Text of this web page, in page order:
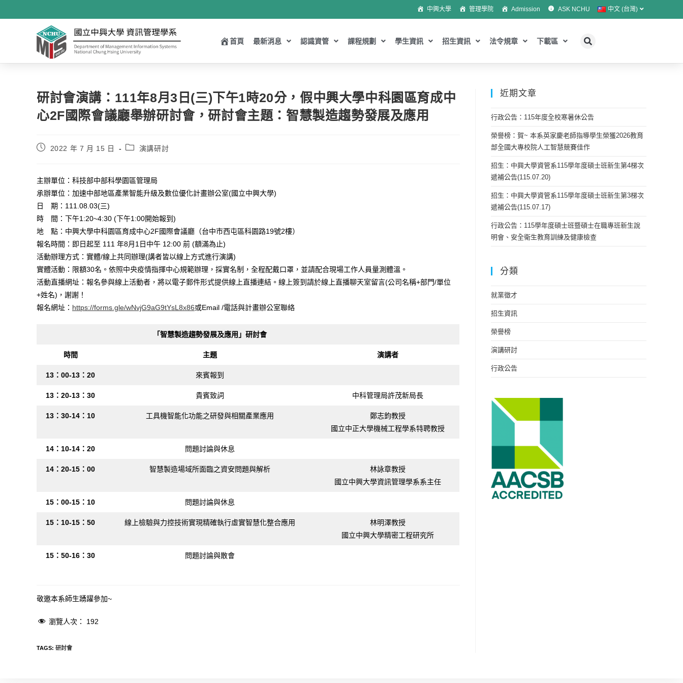
中興大學 管理學院 Admission ASK NCHU 中文 (台灣)
首頁 最新消息 認識資管 課程規劃 學生資訊 招生資訊 法令規章 下載區
研討會演講：111年8月3日(三)下午1時20分，假中興大學中科園區育成中
心2F國際會議廳舉辦研討會，研討會主題：智慧製造趨勢發展及應用
2022 年 7 月 15 日 演講研討
主辦單位：科技部中部科學園區管理局
承辦單位：加速中部地區產業智能升級及數位優化計畫辦公室(國立中興大學)
日 期：111.08.03(三)
時 間：下午1:20~4:30 (下午1:00開始報到)
地 點：中興大學中科園區育成中心2F國際會議廳（台中市西屯區科園路19號2樓）
報名時間：即日起至 111 年8月1日中午 12:00 前 (額滿為止)
活動辦理方式：實體/線上共同辦理(講者皆以線上方式進行演講)
實體活動：限額30名。依照中央疫情指揮中心規範辦理，採實名制，全程配戴口罩，並請配合現場工作人員量測體溫。
活動直播網址：報名參與線上活動者，將以電子郵件形式提供線上直播連結。線上簽到請於線上直播聊天室留言(公司名稱+部門/單位
+姓名)，謝謝！
報名網址： https://forms.gle/wNvjG9aG9tYsL8x86或Email /電話與計畫辦公室聯絡
「智慧製造趨勢發展及應用」研討會
時間 主題 演講者
13：00-13：20 來賓報到
13：20-13：30 貴賓致詞 中科管理局許茂新局長
13：30-14：10 工具機智能化功能之研發與相關產業應用
鄭志鈞教授
國立中正大學機械工程學系特聘教授
14：10-14：20 問題討論與休息
14：20-15：00 智慧製造場域所面臨之資安問題與解析
林詠章教授
國立中興大學資訊管理學系系主任
15：00-15：10 問題討論與休息
15：10-15：50 線上檢驗與力控技術實現精確執行虛實智慧化整合應用
林明澤教授
國立中興大學精密工程研究所
15：50-16：30 問題討論與散會
敬邀本系師生踴躍參加~
瀏覽人次： 192
TAGS: 研討會
近期文章
行政公告：115年度全校寒暑休公告
榮譽榜：賀~ 本系英家慶老師指導學生榮獲2026教育
部全國大專校院人工智慧競賽佳作
招生：中興大學資管系115學年度碩士班新生第4梯次
遞補公告(115.07.20)
招生：中興大學資管系115學年度碩士班新生第3梯次
遞補公告(115.07.17)
行政公告：115學年度碩士班暨碩士在職專班新生說
明會、安全衛生教育訓練及健康檢查
分類
就業徵才
招生資訊
榮譽榜
演講研討
行政公告